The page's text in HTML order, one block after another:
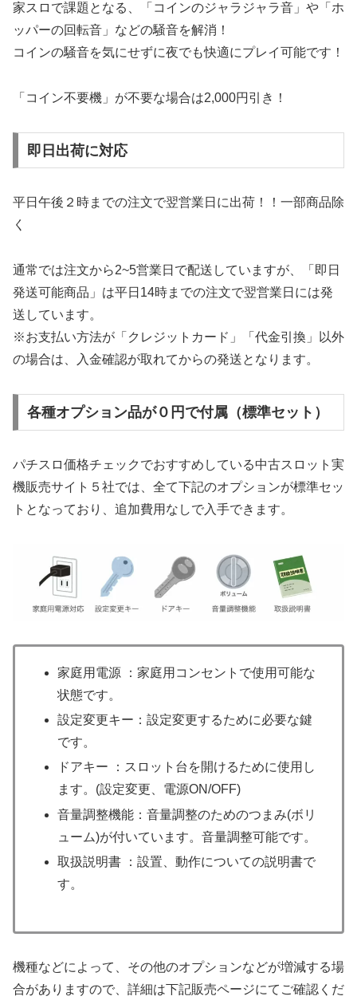
家スロで課題となる、「コインのジャラジャラ音」や「ホ
ッパーの回転音」などの騒音を解消！
コインの騒音を気にせずに夜でも快適にプレイ可能です！
「コイン不要機」が不要な場合は2,000円引き！
即日出荷に対応
平日午後２時までの注文で翌営業日に出荷！！一部商品除
く
通常では注文から2~5営業日で配送していますが、「即日
発送可能商品」は平日14時までの注文で翌営業日には発
送しています。
※お支払い方法が「クレジットカード」「代金引換」以外
の場合は、入金確認が取れてからの発送となります。
各種オプション品が０円で付属（標準セット）
パチスロ価格チェックでおすすめしている中古スロット実
機販売サイト５社では、全て下記のオプションが標準セッ
トとなっており、追加費用なしで入手できます。
家庭用電源 ：家庭用コンセントで使用可能な
状態です。
設定変更キー：設定変更するために必要な鍵
です。
ドアキー ：スロット台を開けるために使用し
ます。(設定変更、電源ON/OFF)
音量調整機能：音量調整のためのつまみ(ボリ
ューム)が付いています。音量調整可能です。
取扱説明書 ：設置、動作についての説明書で
す。
機種などによって、その他のオプションなどが増減する場
合がありますので、詳細は下記販売ページにてご確認くだ